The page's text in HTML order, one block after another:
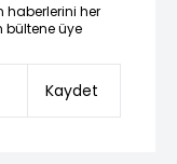
haberlerini her
bültene üye
Kaydet